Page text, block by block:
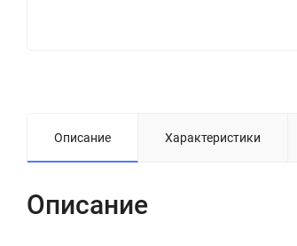
Описание Характеристики
Описание